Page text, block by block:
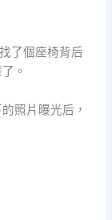
了個座椅背后
。
照片曝光后，